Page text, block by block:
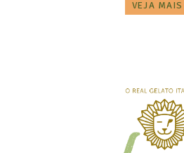
VEJA MAIS